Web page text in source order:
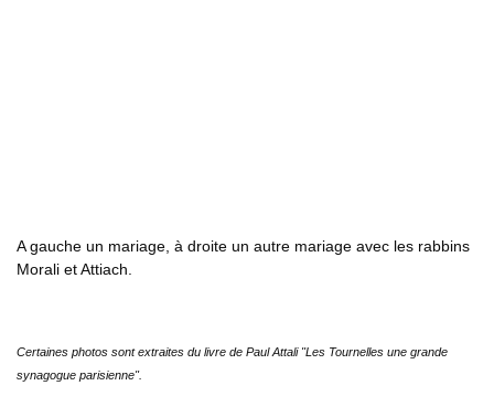
A gauche un mariage, à droite un autre mariage avec les rabbins
Morali et Attiach.
Certaines photos sont extraites du livre de Paul Attali "Les Tournelles une grande
synagogue parisienne".